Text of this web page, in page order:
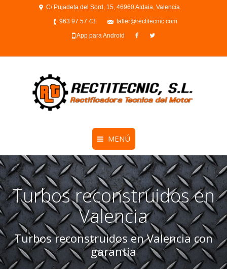
C/ Pujadeta del Sord, 15, 46960 Aldaia, Valencia
963 97 57 43
taller@rectitecnic.com
App para Android
MENÚ
Turbos reconstruidos en
Valencia
Turbos reconstruidos en Valencia con
garantía